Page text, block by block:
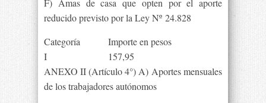
F) Amas de casa que opten por el aporte
reducido previsto por la Ley Nº 24.828
Categoría
Importe en pesos
I
157,95
ANEXO II (Artículo 4°) A) Aportes mensuales
de los trabajadores autónomos